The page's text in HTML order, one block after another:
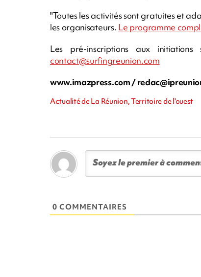
"Toutes les activités sont gratuites et
les organisateurs. Le programme
Les pré-inscriptions aux
contact@surfingreunion.com
www.imazpress.com /
Actualité de La Réunion, Territoire de l'ouest
0 COMMENTAIRES